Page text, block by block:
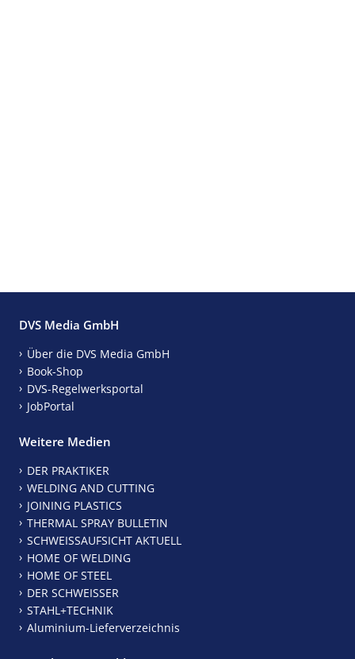
DVS Media GmbH
Über die DVS Media GmbH
Book-Shop
DVS-Regelwerksportal
JobPortal
Weitere Medien
DER PRAKTIKER
WELDING AND CUTTING
JOINING PLASTICS
THERMAL SPRAY BULLETIN
SCHWEISSAUFSICHT AKTUELL
HOME OF WELDING
HOME OF STEEL
DER SCHWEISSER
STAHL+TECHNIK
Aluminium-Lieferverzeichnis